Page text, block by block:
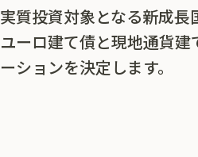
実質投資対象となる新成
ユーロ建て債と現地通貨
ーションを決定します。